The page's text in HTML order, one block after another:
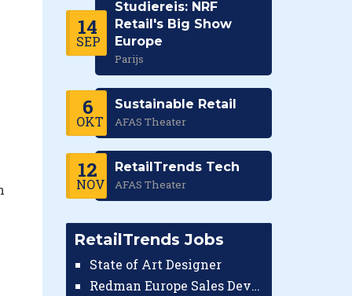
14
SEP
Studiereis: NRF
Retail's Big Show
Europe
Parijs
6
OKT
Sustainable Retail
AFAS Theater
12
NOV
RetailTrends Tech
AFAS Theater
RetailTrends Jobs
State of Art Designer
Redman Europe Sales Developer (Europe)